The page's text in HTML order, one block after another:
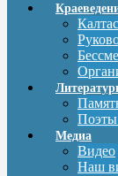
Поэты
Медиа
Видео
Наш